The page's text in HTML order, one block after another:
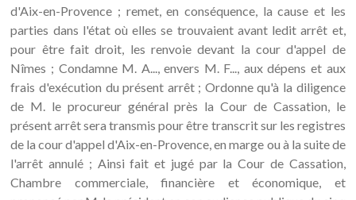
d'Aix-en-Provence ; remet, en conséquence, la cause et les
parties dans l'état où elles se trouvaient avant ledit arrêt et,
pour être fait droit, les renvoie devant la cour d'appel de
Nîmes ; Condamne M. A..., envers M. F..., aux dépens et aux
frais d'exécution du présent arrêt ; Ordonne qu'à la diligence
de M. le procureur général près la Cour de Cassation, le
présent arrêt sera transmis pour être transcrit sur les registres
de la cour d'appel d'Aix-en-Provence, en marge ou à la suite de
l'arrêt annulé ; Ainsi fait et jugé par la Cour de Cassation,
Chambre commerciale, financière et économique, et